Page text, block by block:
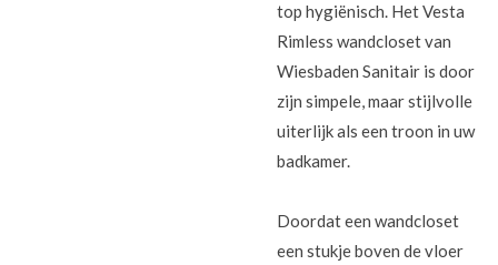
top hygiënisch. Het Vesta
Rimless wandcloset van
Wiesbaden Sanitair is door
zijn simpele, maar stijlvolle
uiterlijk als een troon in uw
badkamer.
Doordat een wandcloset
een stukje boven de vloer